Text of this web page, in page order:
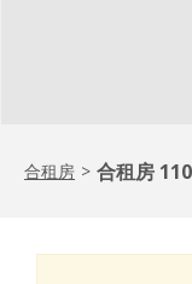
合租房 > 合租房